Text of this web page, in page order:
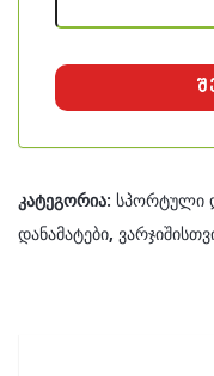
კატეგორია: სპორტული
დანამატები,